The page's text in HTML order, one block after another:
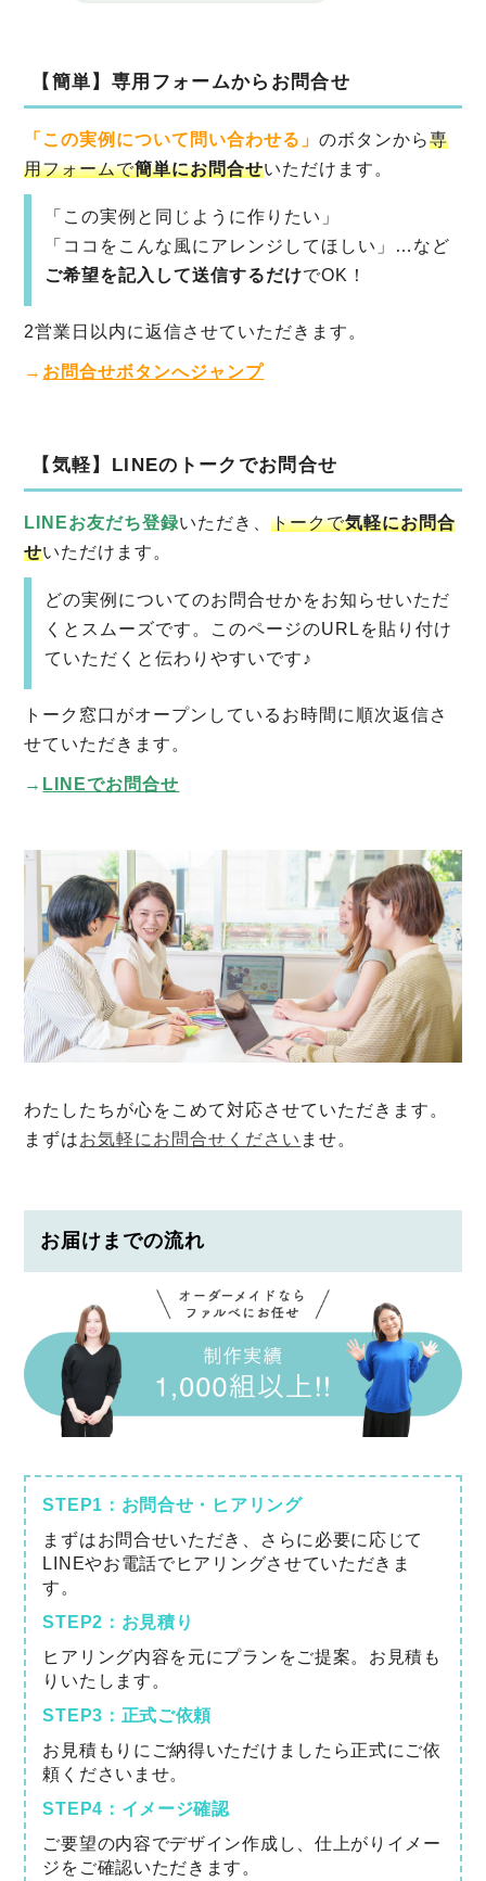
【簡単】専用フォームからお問合せ
「この実例について問い合わせる」のボタンから専
用フォームで簡単にお問合せいただけます。
「この実例と同じように作りたい」
「ココをこんな風にアレンジしてほしい」…など
ご希望を記入して送信するだけでOK！
2営業日以内に返信させていただきます。
→ お問合せボタンへジャンプ
【気軽】LINEのトークでお問合せ
LINEお友だち登録いただき、トークで気軽にお問合
せいただけます。
どの実例についてのお問合せかをお知らせいただ
くとスムーズです。このページのURLを貼り付け
ていただくと伝わりやすいです♪
トーク窓口がオープンしているお時間に順次返信さ
せていただきます。
→ LINEでお問合せ
わたしたちが心をこめて対応させていただきます。
まずはお気軽にお問合せください ませ。
お届けまでの流れ
STEP1：お問合せ・ヒアリング
まずはお問合せいただき、さらに必要に応じて
LINEやお電話でヒアリングさせていただきま
す。
STEP2：お見積り
ヒアリング内容を元にプランをご提案。お見積も
りいたします。
STEP3：正式ご依頼
お見積もりにご納得いただけましたら正式にご依
頼くださいませ。
STEP4：イメージ確認
ご要望の内容でデザイン作成し、仕上がりイメー
ジをご確認いただきます。